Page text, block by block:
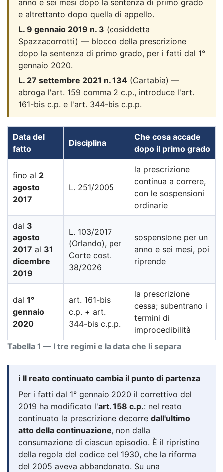
anno e sei mesi dopo la sentenza di primo grado
e altrettanto dopo quella di appello.
L. 9 gennaio 2019 n. 3 (cosiddetta
Spazzacorrotti) — blocco della prescrizione
dopo la sentenza di primo grado, per i fatti dal 1°
gennaio 2020.
L. 27 settembre 2021 n. 134 (Cartabia) —
abroga l'art. 159 comma 2 c.p., introduce l'art.
161-bis c.p. e l'art. 344-bis c.p.p.
Tabella 1 — I tre regimi e la data che li separa
Data del
fatto
Disciplina
Che cosa accade
dopo il primo grado
fino al 2
agosto
2017
L. 251/2005
la prescrizione
continua a correre,
con le sospensioni
ordinarie
dal 3
agosto
2017 al 31
dicembre
2019
L. 103/2017
(Orlando), per
Corte cost.
38/2026
sospensione per un
anno e sei mesi, poi
riprende
dal 1°
gennaio
2020
art. 161-bis
c.p. + art.
344-bis c.p.p.
la prescrizione
cessa; subentrano i
termini di
improcedibilità
ℹ️ Il reato continuato cambia il punto di partenza
Per i fatti dal 1° gennaio 2020 il correttivo del
2019 ha modificato l'art. 158 c.p.: nel reato
continuato la prescrizione decorre dall'ultimo
atto della continuazione, non dalla
consumazione di ciascun episodio. È il ripristino
della regola del codice del 1930, che la riforma
del 2005 aveva abbandonato. Su una